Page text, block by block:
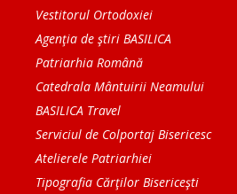
Vestitorul Ortodoxiei
Agenţia de ştiri BASILICA
Patriarhia Română
Catedrala Mântuirii Neamului
BASILICA Travel
Serviciul de Colportaj Bisericesc
Atelierele Patriarhiei
Tipografia Cărţilor Bisericeşti